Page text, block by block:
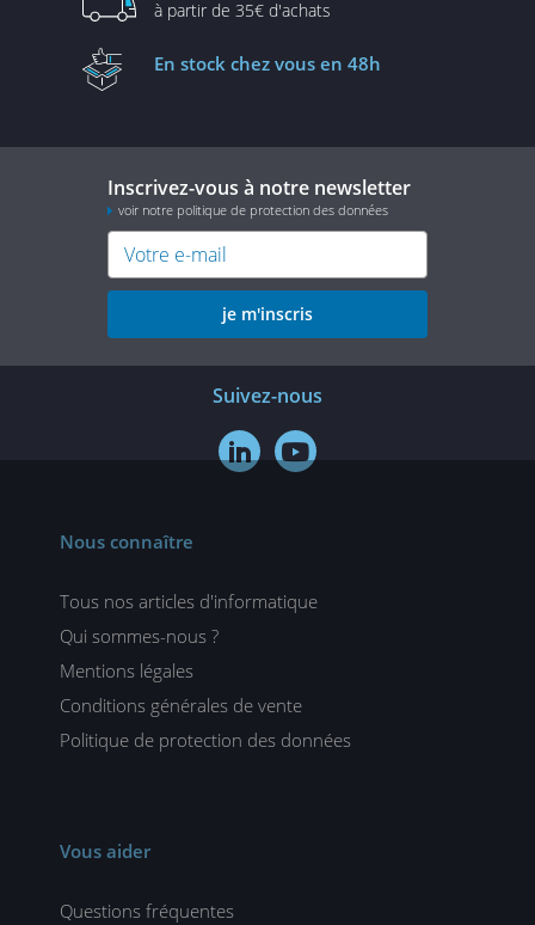
à partir de 35€ d'achats
En stock chez vous en 48h
Inscrivez-vous à notre newsletter
voir notre politique de protection des données
je m'inscris
Suivez-nous
 
Nous connaître
Tous nos articles d'informatique
Qui sommes-nous ?
Mentions légales
Conditions générales de vente
Politique de protection des données
Vous aider
Questions fréquentes